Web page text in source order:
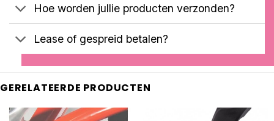
Hoe worden jullie producten verzonden?
Lease of gespreid betalen?
GERELATEERDE PRODUCTEN